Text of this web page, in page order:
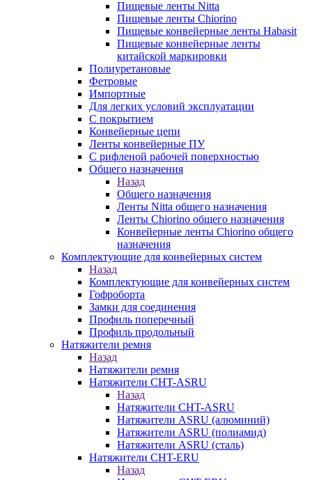
Пищевые ленты Nitta
Пищевые ленты Chiorino
Пищевые конвейерные ленты Habasit
Пищевые конвейерные ленты
китайской маркировки
Полиуретановые
Фетровые
Импортные
Для легких условий эксплуатации
С покрытием
Конвейерные цепи
Ленты конвейерные ПУ
С рифленой рабочей поверхностью
Общего назначения
Назад
Общего назначения
Ленты Nitta общего назначения
Ленты Chiorino общего назначения
Конвейерные ленты Chiorino общего
назначения
Комплектующие для конвейерных систем
Назад
Комплектующие для конвейерных систем
Гофроборта
Замки для соединения
Профиль поперечный
Профиль продольный
Натяжители ремня
Назад
Натяжители ремня
Натяжители CHT-ASRU
Назад
Натяжители CHT-ASRU
Натяжители ASRU (алюминий)
Натяжители ASRU (полиамид)
Натяжители ASRU (сталь)
Натяжители CHT-ERU
Назад